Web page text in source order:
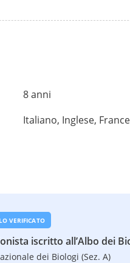
8 anni
Italiano, Inglese,
VERIFICATO
iscritto all’Albo dei
dei Biologi (Sez. A)